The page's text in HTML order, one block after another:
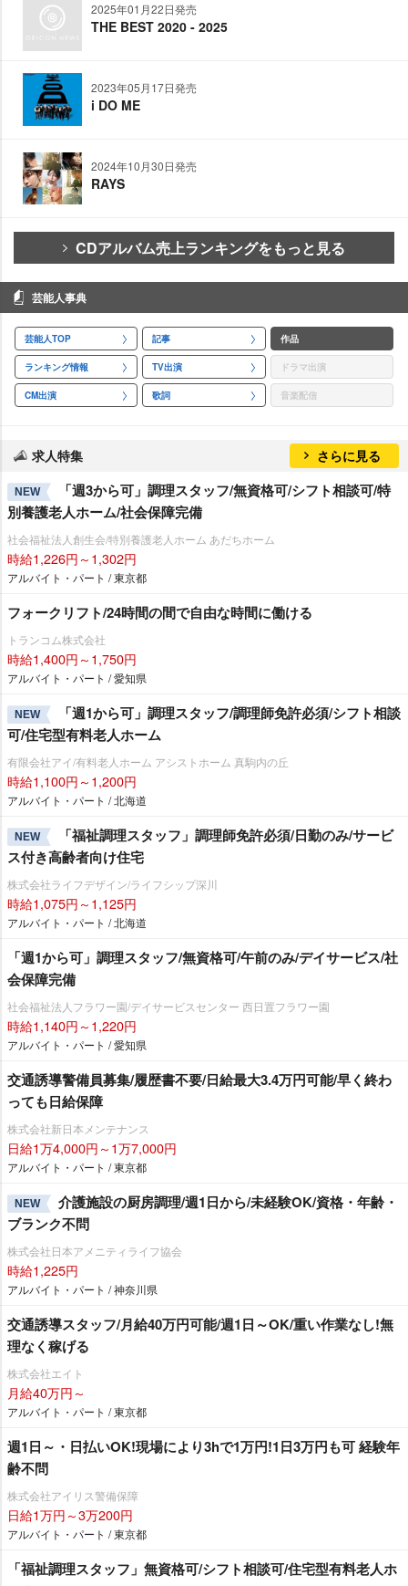
2025年01月22日発売
THE BEST 2020 - 2025
2023年05月17日発売
i DO ME
2024年10月30日発売
RAYS
CDアルバム売上ランキングをもっと見る
芸能人事典
芸能人TOP 記事 作品
ランキング情報 TV出演 ドラマ出演
CM出演 歌詞 音楽配信
求人特集 さらに見る
NEW
「週3から可」調理スタッフ/無資格可/シフト相談可/特
別養護老人ホーム/社会保障完備
社会福祉法人創生会/特別養護老人ホーム あだちホーム
時給1,226円～1,302円
アルバイト・パート / 東京都
フォークリフト/24時間の間で自由な時間に働ける
トランコム株式会社
時給1,400円～1,750円
アルバイト・パート / 愛知県
NEW
「週1から可」調理スタッフ/調理師免許必須/シフト相談
可/住宅型有料老人ホーム
有限会社アイ/有料老人ホーム アシストホーム 真駒内の丘
時給1,100円～1,200円
アルバイト・パート / 北海道
NEW
「福祉調理スタッフ」調理師免許必須/日勤のみ/サービ
ス付き高齢者向け住宅
株式会社ライフデザイン/ライフシップ深川
時給1,075円～1,125円
アルバイト・パート / 北海道
「週1から可」調理スタッフ/無資格可/午前のみ/デイサービス/社
会保障完備
社会福祉法人フラワー園/デイサービスセンター 西日置フラワー園
時給1,140円～1,220円
アルバイト・パート / 愛知県
交通誘導警備員募集/履歴書不要/日給最大3.4万円可能/早く終わ
っても日給保障
株式会社新日本メンテナンス
日給1万4,000円～1万7,000円
アルバイト・パート / 東京都
NEW
介護施設の厨房調理/週1日から/未経験OK/資格・年齢・
ブランク不問
株式会社日本アメニティライフ協会
時給1,225円
アルバイト・パート / 神奈川県
交通誘導スタッフ/月給40万円可能/週1日～OK/重い作業なし!無
理なく稼げる
株式会社エイト
月給40万円～
アルバイト・パート / 東京都
週1日～・日払いOK!現場により3hで1万円!1日3万円も可 経験年
齢不問
株式会社アイリス警備保障
日給1万円～3万200円
アルバイト・パート / 東京都
「福祉調理スタッフ」無資格可/シフト相談可/住宅型有料老人ホ